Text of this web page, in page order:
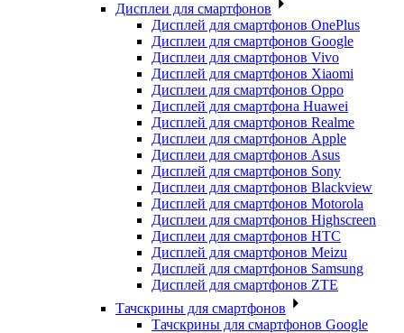
Дисплеи для смартфонов
Дисплей для смартфонов OnePlus
Дисплеи для смартфонов Google
Дисплеи для смартфонов Vivo
Дисплей для смартфонов Xiaomi
Дисплеи для смартфонов Oppo
Дисплей для смартфона Huawei
Дисплей для смартфонов Realme
Дисплеи для смартфонов Apple
Дисплеи для смартфонов Asus
Дисплей для смартфонов Sony
Дисплеи для смартфонов Blackview
Дисплей для смартфонов Motorola
Дисплеи для смартфонов Highscreen
Дисплеи для смартфонов HTC
Дисплей для смартфонов Meizu
Дисплей для смартфонов Samsung
Дисплей для смартфонов ZTE
Тачскрины для смартфонов
Тачскрины для смартфонов Google